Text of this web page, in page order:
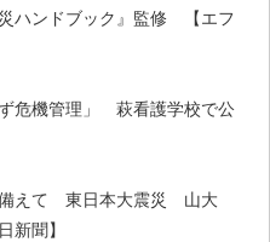
ハンドブック』監修 【エフ
危機管理」 萩看護学校で公
えて 東日本大震災 山大
新聞】